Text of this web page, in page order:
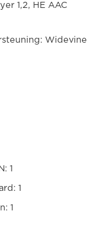
1,2, HE AAC
Widevine
1
1
1